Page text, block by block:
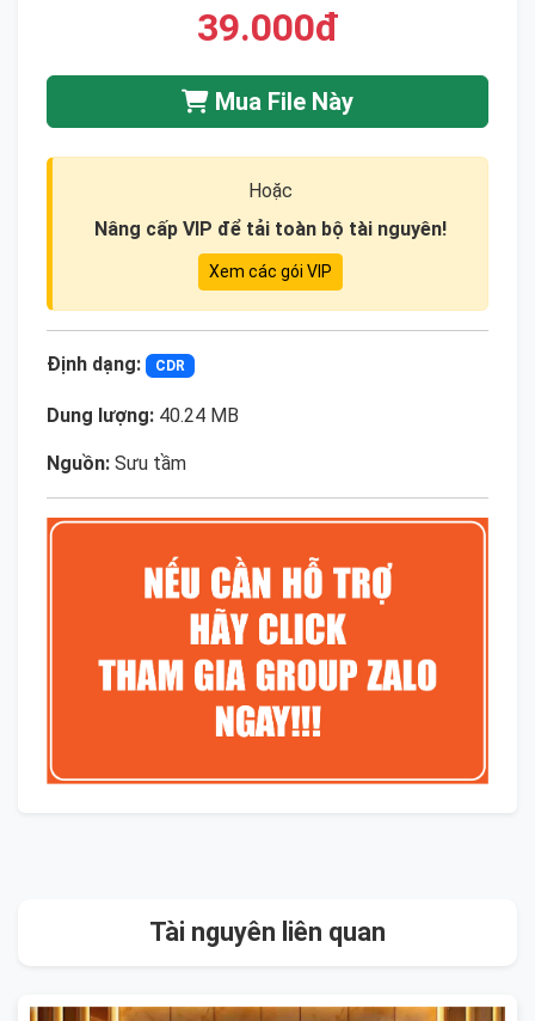
39.000đ
Mua File Này
Hoặc
Nâng cấp VIP để tải toàn bộ tài nguyên!
Xem các gói VIP
Định dạng: CDR
Dung lượng: 40.24 MB
Nguồn: Sưu tầm
Tài nguyên liên quan